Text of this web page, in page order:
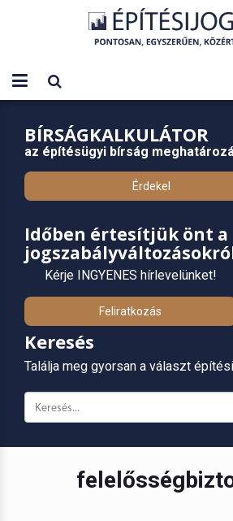
BÍRSÁGKALKULÁTOR
az építésügyi bírság
Érdekel
Időben értesítjük önt a
Kérje INGYENES hírlevelünket!
Feliratkozás
Keresés
Találja meg gyorsan a választ